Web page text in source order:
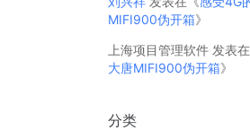
MIFI900伪开箱》
上海项目管理软件 发表
大唐MIFI900伪开箱》
分类